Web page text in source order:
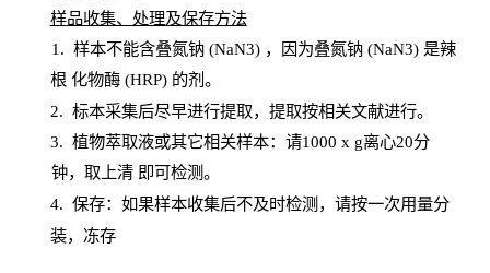
样品收集、处理及保存方法
1 . 样本不能含叠氮钠(NaN3) ，因为叠氮钠 (NaN3) 是辣
根 化物酶(HRP) 的剂。
2. 标本采集后尽早进行提取，提取按相关文献进行。
3. 植物萃取液或其它相关样本：请1000 x g离心20分
钟，取上清 即可检测。
4. 保存：如果样本收集后不及时检测，请按一次用量分
装，冻存